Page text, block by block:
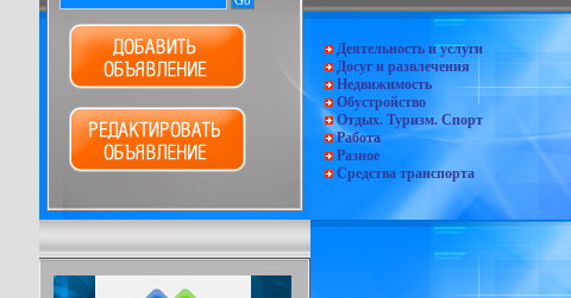
Деятельность и услуги
Досуг и развлечения
Недвижимость
Обустройство
Отдых. Туризм. Спорт
Работа
Разное
Средства транспорта